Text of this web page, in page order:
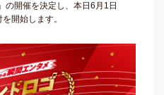
の開催を決定し、本日6月1日
開始します。